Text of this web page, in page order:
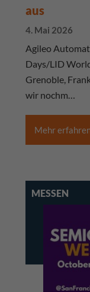
aus
4. Mai 2026
Agileo
Days/LID
Grenoble,
wir nochm…
Mehr
MESSEN